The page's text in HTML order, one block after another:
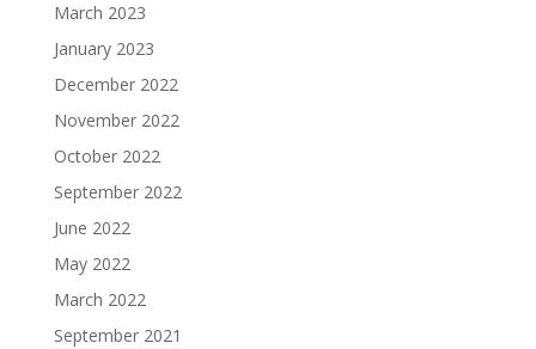
March 2023
January 2023
December 2022
November 2022
October 2022
September 2022
June 2022
May 2022
March 2022
September 2021